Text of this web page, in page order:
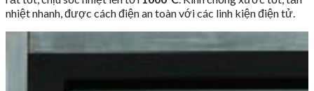
nhiệt nhanh, được cách điện an toàn với các linh kiện điện tử.